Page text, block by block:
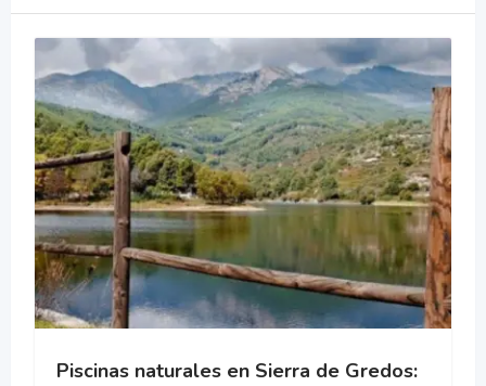
Piscinas naturales en Sierra de Gredos: